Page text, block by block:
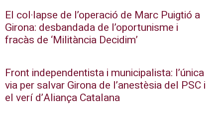
El col·lapse de l’operació de Marc Puigtió a
Girona: desbandada de l’oportunisme i
fracàs de ‘Militància Decidim’
Front independentista i municipalista: l’única
via per salvar Girona de l’anestèsia del PSC i
el verí d’Aliança Catalana